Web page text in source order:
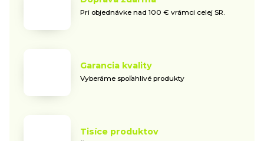
Pri objednávke nad 100 € vrámci celej SR.
Garancia kvality
Vyberáme spoľahlivé produkty
Tisíce produktov